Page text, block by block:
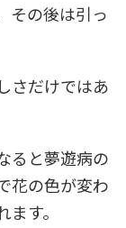
その後は引っ
さだけではあ
ると夢遊病の
花の色が変わ
す。